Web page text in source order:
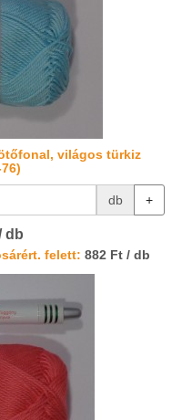
világos türkiz
db +
db
felett: 882 Ft / db